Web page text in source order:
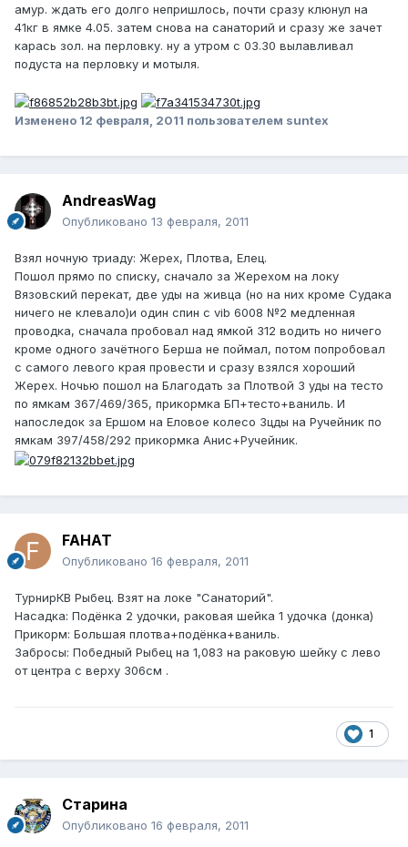
амур. ждать его долго непришлось, почти сразу клюнул на
41кг в ямке 4.05. затем снова на санаторий и сразу же зачет
карась зол. на перловку. ну а утром с 03.30 вылавливал
подуста на перловку и мотыля.
Изменено 12 февраля, 2011 пользователем suntex
AndreasWag
Опубликовано 13 февраля, 2011
Взял ночную триаду: Жерех, Плотва, Елец.
Пошол прямо по списку, сначало за Жерехом на локу
Вязовский перекат, две уды на живца (но на них кроме Судака
ничего не клевало)и один спин с vib 6008 №2 медленная
проводка, сначала пробовал над ямкой 312 водить но ничего
кроме одного зачётного Берша не поймал, потом попробовал
с самого левого края провести и сразу взялся хороший
Жерех. Ночью пошол на Благодать за Плотвой 3 уды на тесто
по ямкам 367/469/365, прикормка БП+тесто+ваниль. И
напоследок за Ершом на Еловое колесо 3цды на Ручейник по
ямкам 397/458/292 прикормка Анис+Ручейник.
FAHAT
Опубликовано 16 февраля, 2011
ТурнирКВ Рыбец. Взят на локе "Санаторий".
Насадка: Подёнка 2 удочки, раковая шейка 1 удочка (донка)
Прикорм: Большая плотва+подёнка+ваниль.
Забросы: Победный Рыбец на 1,083 на раковую шейку с лево
от центра с верху 306см .
1
Старина
Опубликовано 16 февраля, 2011